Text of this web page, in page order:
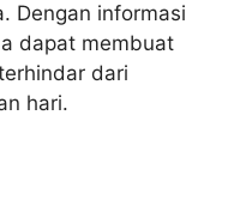
Dengan informasi
dapat membuat
dari
hari.